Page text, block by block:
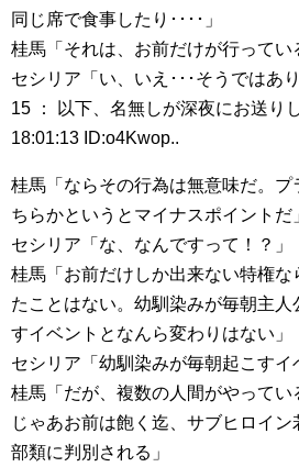
同じ席で食事したり････」
桂馬「それは、お前だけが行ってい
セシリア「い、いえ･･･そうではあ
15 ： 以下、名無しが深夜にお送り
18:01:13 ID:o4Kwop..
桂馬「ならその行為は無意味だ。
ちらかというとマイナスポイントだ
セシリア「な、なんですって！？」
桂馬「お前だけしか出来ない特権な
たことはない。幼馴染みが毎朝主人
すイベントとなんら変わりはない」
セシリア「幼馴染みが毎朝起こすイ
桂馬「だが、複数の人間がやってい
じゃあお前は飽く迄、サブヒロイ
部類に判別される」